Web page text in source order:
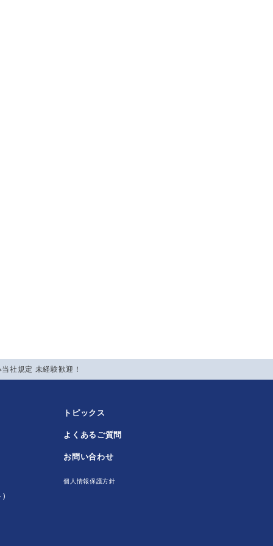
規定 未経験歓迎！
)
トピックス
よくあるご質問
お問い合わせ
個人情報保護方針